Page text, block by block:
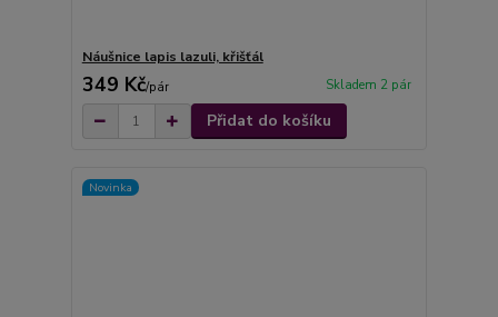
Náušnice lapis lazuli, křišťál
349 Kč/pár Skladem 2 pár
Přidat do košíku
Novinka